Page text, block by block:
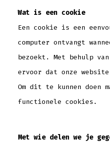
Wat is een cookie
Een cookie is een
computer ontvangt
bezoekt. Met behulp
ervoor dat onze
Om dit te kunnen doen
functionele cookies.
Met wie delen we je